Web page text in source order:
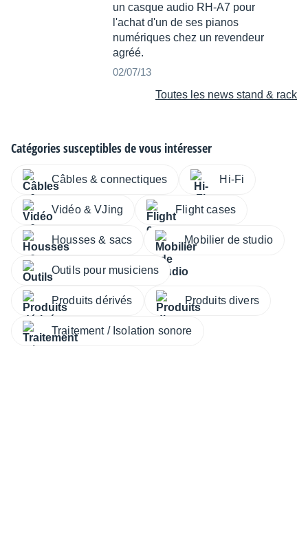
un casque audio RH-A7 pour
l'achat d'un de ses pianos
numériques chez un revendeur
agréé.
02/07/13
Toutes les news stand & rack
Catégories susceptibles de vous intéresser
Câbles & connectiques Hi-Fi
Vidéo & VJing Flight cases
Housses & sacs Mobilier de studio
Outils pour musiciens
Produits dérivés Produits divers
Traitement / Isolation sonore